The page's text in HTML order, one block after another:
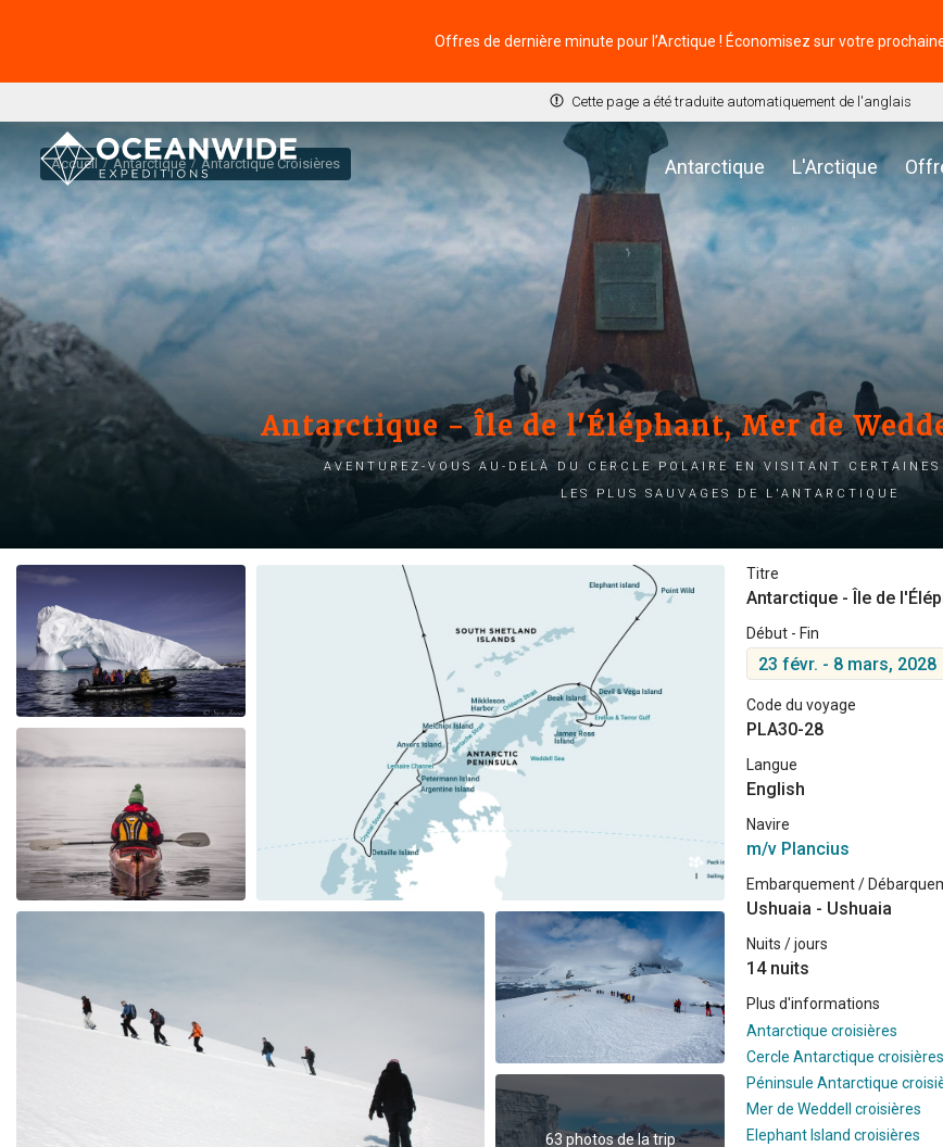
Offres de dernière minute pour l’Arctique ! Économisez sur votre
Cette page a été traduite automatiquement de l'anglais
Antarctique L'Arctique
Accueil Antarctique Antarctique Croisières
Antarctique - Île de l'Éléphant, Mer de
Aventurez-vous au-delà du cercle polaire en visitant certaines
les plus sauvages de l'Antarctique
63 photos de la trip
Titre
Antarctique - Île de
Début - Fin
23 févr. - 8 mars, 2028
Code du voyage
PLA30-28
Langue
English
Navire
m/v Plancius
Embarquement /
Ushuaia - Ushuaia
Nuits / jours
14 nuits
Plus d'informations
Antarctique croisières
Cercle Antarctique croisières
Péninsule Antarctique
Mer de Weddell croisières
Elephant Island croisières